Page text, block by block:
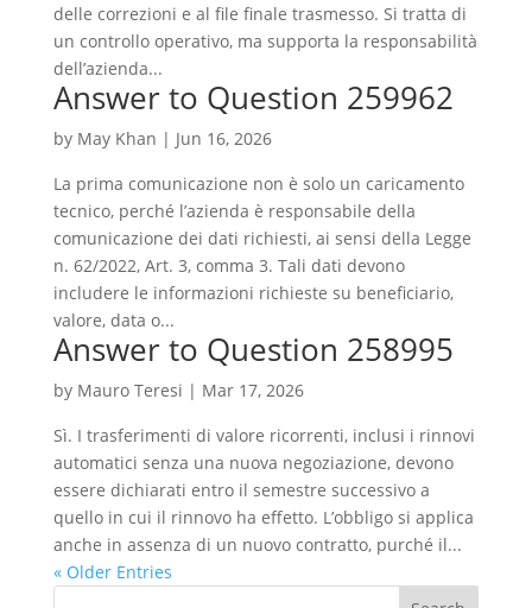
delle correzioni e al file finale trasmesso. Si tratta di
un controllo operativo, ma supporta la responsabilità
dell’azienda...
Answer to Question 259962
by May Khan | Jun 16, 2026
La prima comunicazione non è solo un caricamento
tecnico, perché l’azienda è responsabile della
comunicazione dei dati richiesti, ai sensi della Legge
n. 62/2022, Art. 3, comma 3. Tali dati devono
includere le informazioni richieste su beneficiario,
valore, data o...
Answer to Question 258995
by Mauro Teresi | Mar 17, 2026
Sì. I trasferimenti di valore ricorrenti, inclusi i rinnovi
automatici senza una nuova negoziazione, devono
essere dichiarati entro il semestre successivo a
quello in cui il rinnovo ha effetto. L’obbligo si applica
anche in assenza di un nuovo contratto, purché il...
« Older Entries